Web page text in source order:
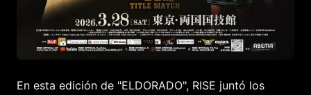
En esta edición de "ELDORADO", RISE juntó los